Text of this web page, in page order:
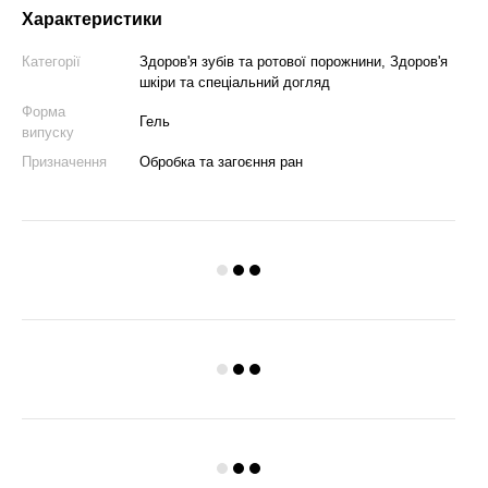
Характеристики
Категорії
Здоров'я зубів та ротової порожнини, Здоров'я
шкіри та спеціальний догляд
Форма
випуску
Гель
Призначення Обробка та загоєння ран